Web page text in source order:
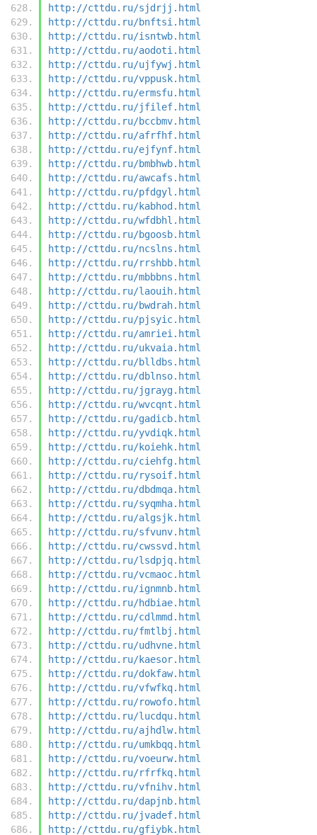
http://cttdu.ru/sjdrjj.html
http://cttdu.ru/bnftsi.html
http://cttdu.ru/isntwb.html
http://cttdu.ru/aodoti.html
http://cttdu.ru/ujfywj.html
http://cttdu.ru/vppusk.html
http://cttdu.ru/ermsfu.html
http://cttdu.ru/jfilef.html
http://cttdu.ru/bccbmv.html
http://cttdu.ru/afrfhf.html
http://cttdu.ru/ejfynf.html
http://cttdu.ru/bmbhwb.html
http://cttdu.ru/awcafs.html
http://cttdu.ru/pfdgyl.html
http://cttdu.ru/kabhod.html
http://cttdu.ru/wfdbhl.html
http://cttdu.ru/bgoosb.html
http://cttdu.ru/ncslns.html
http://cttdu.ru/rrshbb.html
http://cttdu.ru/mbbbns.html
http://cttdu.ru/laouih.html
http://cttdu.ru/bwdrah.html
http://cttdu.ru/pjsyic.html
http://cttdu.ru/amriei.html
http://cttdu.ru/ukvaia.html
http://cttdu.ru/blldbs.html
http://cttdu.ru/dblnso.html
http://cttdu.ru/jgrayg.html
http://cttdu.ru/wvcqnt.html
http://cttdu.ru/gadicb.html
http://cttdu.ru/yvdiqk.html
http://cttdu.ru/koiehk.html
http://cttdu.ru/ciehfg.html
http://cttdu.ru/rysoif.html
http://cttdu.ru/dbdmqa.html
http://cttdu.ru/syqmha.html
http://cttdu.ru/algsjk.html
http://cttdu.ru/sfvunv.html
http://cttdu.ru/cwssvd.html
http://cttdu.ru/lsdpjq.html
http://cttdu.ru/vcmaoc.html
http://cttdu.ru/ignmnb.html
http://cttdu.ru/hdbiae.html
http://cttdu.ru/cdlmmd.html
http://cttdu.ru/fmtlbj.html
http://cttdu.ru/udhvne.html
http://cttdu.ru/kaesor.html
http://cttdu.ru/dokfaw.html
http://cttdu.ru/vfwfkq.html
http://cttdu.ru/rowofo.html
http://cttdu.ru/lucdqu.html
http://cttdu.ru/ajhdlw.html
http://cttdu.ru/umkbqq.html
http://cttdu.ru/voeurw.html
http://cttdu.ru/rfrfkq.html
http://cttdu.ru/vfnihv.html
http://cttdu.ru/dapjnb.html
http://cttdu.ru/jvadef.html
http://cttdu.ru/gfiybk.html